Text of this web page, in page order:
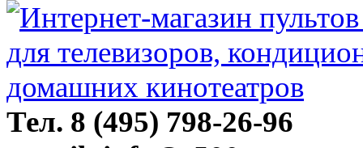
Тел. 8 (495) 798-26-96